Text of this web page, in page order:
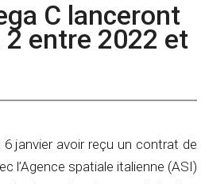
C lanceront
2 entre 2022 et
janvier avoir reçu un contrat de
l’Agence spatiale italienne (ASI)